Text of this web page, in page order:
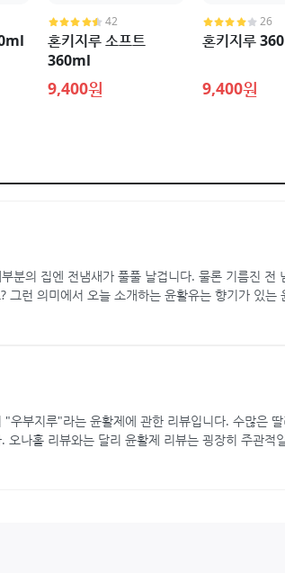
42
혼키지루 소프트
360ml
9,400원
26
혼키지루
9,400원
분의 집엔 전냄새가 풀풀 날겁니다. 물론 기름진 전
런 의미에서 오늘 소개하는 윤활유는 향기가 있는
부지루"라는 윤활제에 관한 리뷰입니다. 수많은
나홀 리뷰와는 달리 윤활제 리뷰는 굉장히 주관적